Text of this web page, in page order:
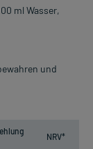
ml Wasser,
und
NRV*